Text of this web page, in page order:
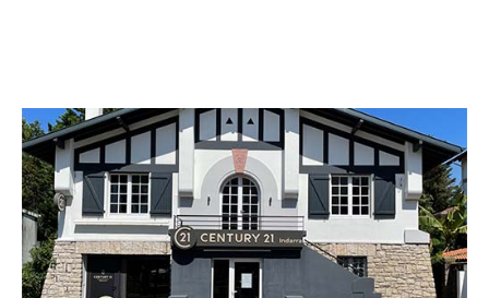
CENTURY 21 Indarra
33 avenue de Bayonne
ANGLET - 64600
Envoyer un message